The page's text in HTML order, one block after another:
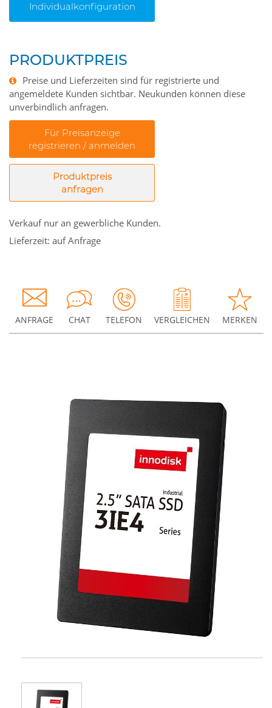
Individualkonfiguration
PRODUKTPREIS
Preise und Lieferzeiten sind für registrierte und
angemeldete Kunden sichtbar. Neukunden können diese
unverbindlich anfragen.
Für Preisanzeige
registrieren / anmelden
Produktpreis
anfragen
Verkauf nur an gewerbliche Kunden.
Lieferzeit: auf Anfrage
ANFRAGE CHAT TELEFON VERGLEICHEN MERKEN